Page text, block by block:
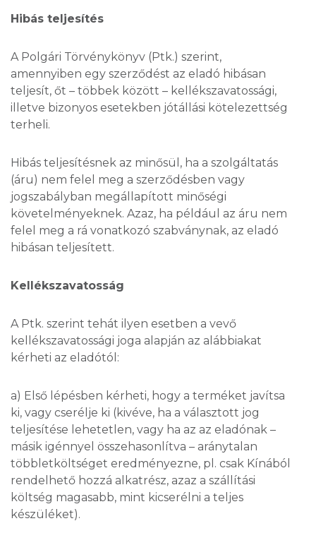
Hibás teljesítés
A Polgári Törvénykönyv (Ptk.) szerint,
amennyiben egy szerződést az eladó hibásan
teljesít, őt – többek között – kellékszavatossági,
illetve bizonyos esetekben jótállási kötelezettség
terheli.
Hibás teljesítésnek az minősül, ha a szolgáltatás
(áru) nem felel meg a szerződésben vagy
jogszabályban megállapított minőségi
követelményeknek. Azaz, ha például az áru nem
felel meg a rá vonatkozó szabványnak, az eladó
hibásan teljesített.
Kellékszavatosság
A Ptk. szerint tehát ilyen esetben a vevő
kellékszavatossági joga alapján az alábbiakat
kérheti az eladótól:
a) Első lépésben kérheti, hogy a terméket javítsa
ki, vagy cserélje ki (kivéve, ha a választott jog
teljesítése lehetetlen, vagy ha az az eladónak –
másik igénnyel összehasonlítva – aránytalan
többletköltséget eredményezne, pl. csak Kínából
rendelhető hozzá alkatrész, azaz a szállítási
költség magasabb, mint kicserélni a teljes
készüléket).